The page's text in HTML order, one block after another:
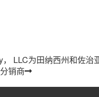
LLC为田纳西州和佐治
销商